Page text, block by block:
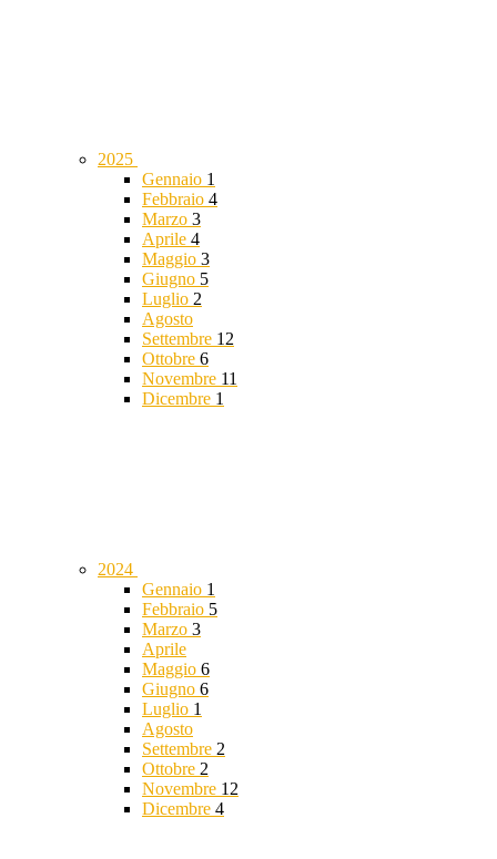
2025
Gennaio 1
Febbraio 4
Marzo 3
Aprile 4
Maggio 3
Giugno 5
Luglio 2
Agosto
Settembre 12
Ottobre 6
Novembre 11
Dicembre 1
2024
Gennaio 1
Febbraio 5
Marzo 3
Aprile
Maggio 6
Giugno 6
Luglio 1
Agosto
Settembre 2
Ottobre 2
Novembre 12
Dicembre 4